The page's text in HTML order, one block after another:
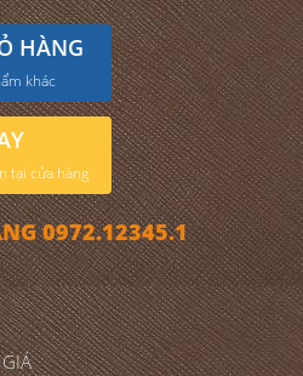
HÀNG
khác
tại cửa hàng
0972.12345.1